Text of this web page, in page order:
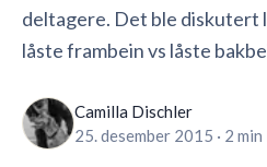
🇳🇴NO
deltagere. Det ble diskutert
låste frambein vs låste
Camilla Dischler
25. desember 2015 · 2